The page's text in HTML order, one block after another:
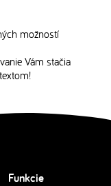
možností
Vám stačia
Funkcie